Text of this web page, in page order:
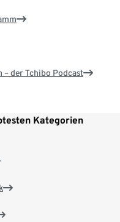
– der Tchibo Podcast
Kategorien